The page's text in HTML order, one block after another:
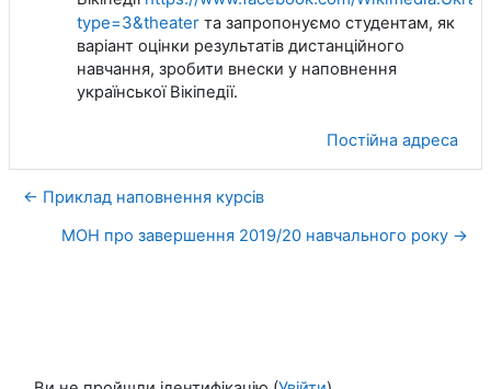
type=3&theater та запропонуємо студентам, як
варіант оцінки результатів дистанційного
навчання, зробити внески у наповнення
української Вікіпедії.
Постійна адреса
← Приклад наповнення курсів
МОН про завершення 2019/20 навчального року →